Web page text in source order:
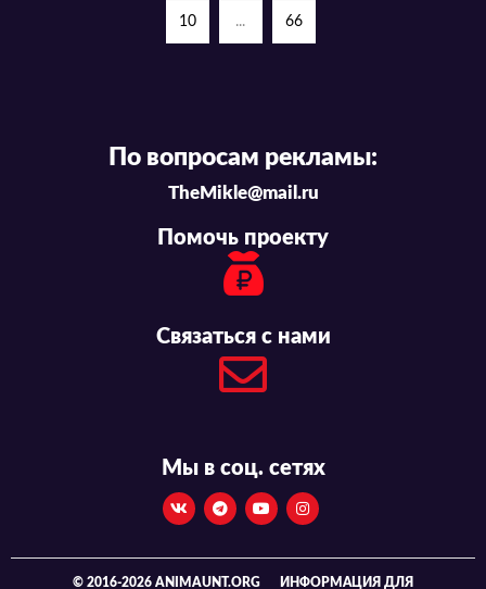
10 ... 66
По вопросам рекламы:
TheMikle@mail.ru
Помочь проекту
Связаться с нами
Мы в соц. сетях
© 2016-2026 ANIMAUNT.ORG ИНФОРМАЦИЯ ДЛЯ